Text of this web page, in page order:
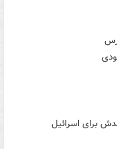
برای اسرائیل